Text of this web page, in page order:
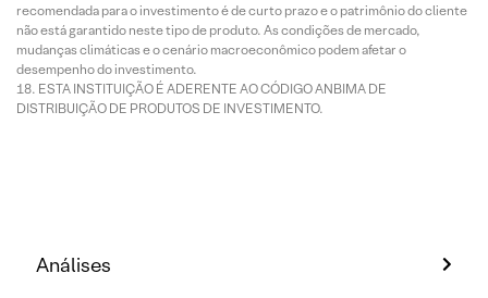
recomendada para o investimento é de curto prazo e o patrimônio do cliente
não está garantido neste tipo de produto. As condições de mercado,
mudanças climáticas e o cenário macroeconômico podem afetar o
desempenho do investimento.
ESTA INSTITUIÇÃO É ADERENTE AO CÓDIGO ANBIMA DE
DISTRIBUIÇÃO DE PRODUTOS DE INVESTIMENTO.
Análises